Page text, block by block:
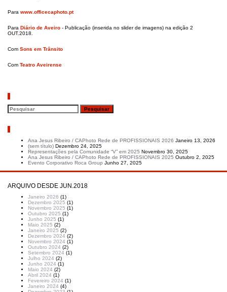
Para www.officecaphoto.pt
Para Diário de Aveiro - Publicação (inserida no slider de imagens) na edição 2
OUT.2018.
Com Sons em Trânsito
Com Teatro Aveirense
Ana Jesus Ribeiro / CAPhoto Rede de PROFISSIONAIS 2026 Janeiro 13, 2026
(sem título) Dezembro 24, 2025
Representações pela Comunidade “V” em 2025 Novembro 30, 2025
Ana Jesus Ribeiro / CAPhoto Rede de PROFISSIONAIS 2025 Outubro 2, 2025
Evento Corporativo Roca Group Junho 27, 2025
ARQUIVO DESDE JUN.2018
Janeiro 2026 (1)
Dezembro 2025 (1)
Novembro 2025 (1)
Outubro 2025 (1)
Junho 2025 (1)
Maio 2025 (2)
Janeiro 2025 (2)
Dezembro 2024 (2)
Novembro 2024 (1)
Outubro 2024 (2)
Setembro 2024 (1)
Julho 2024 (2)
Junho 2024 (1)
Maio 2024 (2)
Abril 2024 (1)
Fevereiro 2024 (1)
Janeiro 2024 (4)